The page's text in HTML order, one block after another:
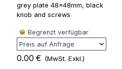
grey plate 48x48mm, black
knob and screws
Begrenzt verfügbar
0.00 € (MwSt. Exkl.)